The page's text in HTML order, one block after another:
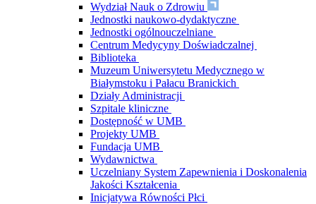
Wydział Nauk o Zdrowiu
Jednostki naukowo-dydaktyczne
Jednostki ogólnouczelniane
Centrum Medycyny Doświadczalnej
Biblioteka
Muzeum Uniwersytetu Medycznego w
Białymstoku i Pałacu Branickich
Działy Administracji
Szpitale kliniczne
Dostępność w UMB
Projekty UMB
Fundacja UMB
Wydawnictwa
Uczelniany System Zapewnienia i Doskonalenia
Jakości Kształcenia
Inicjatywa Równości Płci